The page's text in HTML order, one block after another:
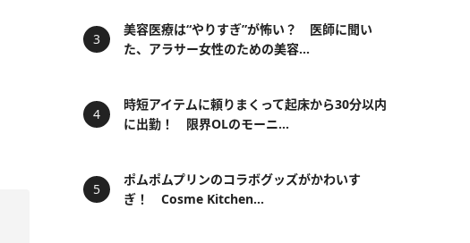
美容医療は“やりすぎ”が怖い？ 医師に聞い
た、アラサー女性のための美容...
時短アイテムに頼りまくって起床から30分以内
に出勤！ 限界OLのモーニ...
ポムポムプリンのコラボグッズがかわいす
ぎ！ Cosme Kitchen...